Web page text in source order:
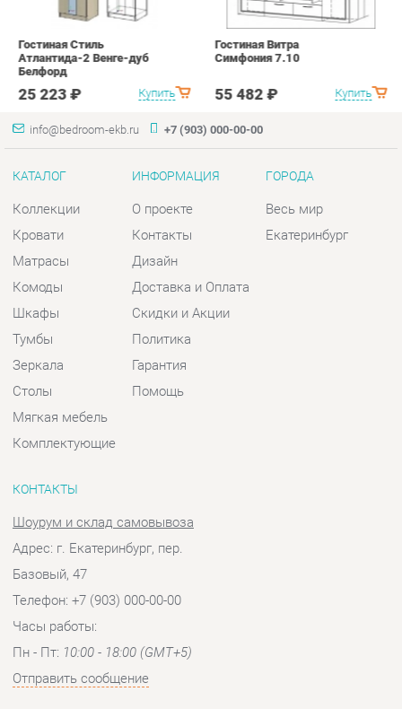
info@bedroom-ekb.ru +7 (903) 000-00-00
КАТАЛОГ
Матрасы
Шкафы
Тумбы
Зеркала
Столы
Мягкая мебель
Комплектующие
ИНФОРМАЦИЯ
О проекте
Дизайн
Скидки и Акции
Политика
Гарантия
Помощь
ГОРОДА
Шоурум и склад самовывоза
Адрес: г. Екатеринбург, пер.
Часы работы:
Отправить сообщение